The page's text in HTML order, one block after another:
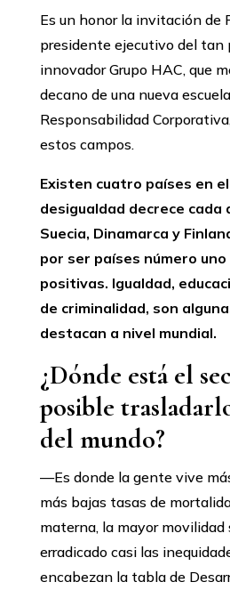
Es un honor la invitación de
presidente ejecutivo del tan
innovador Grupo HAC, que
decano de una nueva
Responsabilidad
estos campos.
Existen cuatro países en
desigualdad decrece cada
Suecia, Dinamarca y
por ser países número
positivas. Igualdad,
de criminalidad, son
destacan a nivel mundial.
¿Dónde está el
posible
del mundo?
—Es donde la gente vive
más bajas tasas de
materna, la mayor movilidad
erradicado casi las
encabezan la tabla de